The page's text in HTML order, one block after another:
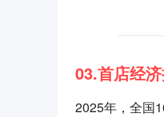
03.首店经
2025年，全国